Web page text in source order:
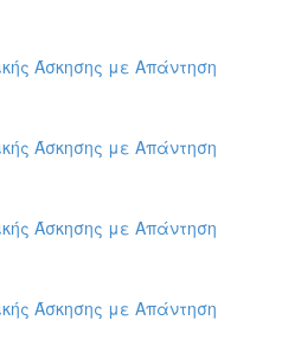
Άσκησης με Απάντηση
Άσκησης με Απάντηση
Άσκησης με Απάντηση
Άσκησης με Απάντηση